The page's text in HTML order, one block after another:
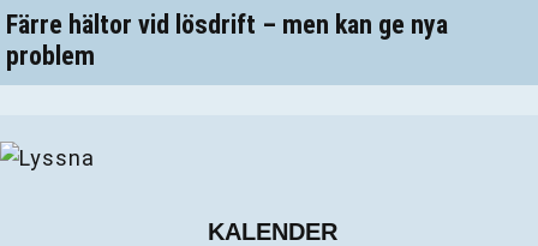
Färre hältor vid lösdrift – men kan ge nya
problem
KALENDER